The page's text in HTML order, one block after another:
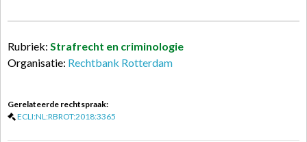
Rubriek: Strafrecht en criminologie
Organisatie: Rechtbank Rotterdam
Gerelateerde rechtspraak:
ECLI:NL:RBROT:2018:3365